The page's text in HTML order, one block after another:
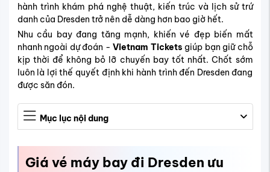
hành trình khám phá nghệ thuật, kiến trúc và lịch sử trứ
danh của Dresden trở nên dễ dàng hơn bao giờ hết.
Nhu cầu bay đang tăng mạnh, khiến vé đẹp biến mất
nhanh ngoài dự đoán - Vietnam Tickets giúp bạn giữ chỗ
kịp thời để không bỏ lỡ chuyến bay tốt nhất. Chốt sớm
luôn là lợi thế quyết định khi hành trình đến Dresden đang
được săn đón.
Mục lục nội dung
Giá vé máy bay đi Dresden ưu